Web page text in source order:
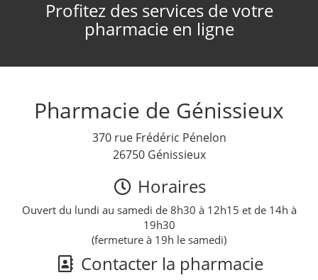
Profitez des services de votre
pharmacie en ligne
Pharmacie de Génissieux
370 rue Frédéric Pénelon
26750 Génissieux
Horaires
Ouvert du lundi au samedi de 8h30 à 12h15 et de 14h à
19h30
(fermeture à 19h le samedi)
Contacter la pharmacie